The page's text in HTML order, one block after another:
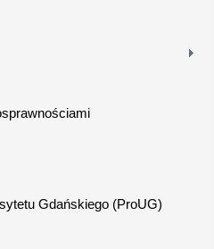
Gdańskiego (ProUG)